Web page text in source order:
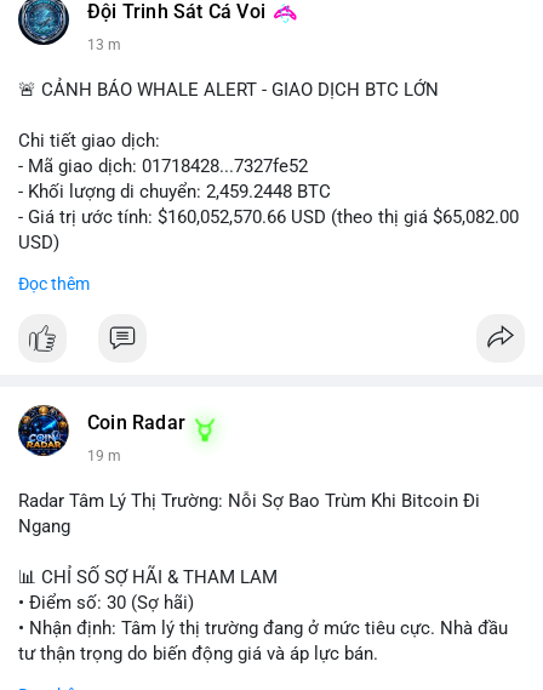
📰 Nguồn: CoinDesk
Đội Trinh Sát Cá Voi
13 m
🚨 CẢNH BÁO WHALE ALERT - GIAO DỊCH BTC LỚN
Chi tiết giao dịch:
- Mã giao dịch: 01718428...7327fe52
- Khối lượng di chuyển: 2,459.2448 BTC
- Giá trị ước tính: $160,052,570.66 USD (theo thị giá $65,082.00
USD)
Khối lượng 2,459 BTC tương đương hơn 160 triệu USD được
việc di chuyển số lượng lớn này có thể phục vụ mục đích tái
phân bổ danh mục sang ví lạnh để nắm giữ dài hạn, hoặc
Động thái này có thể tạo áp lực tâm lý ngắn hạn lên thị trường
khi nhà đầu tư nhỏ lẻ lo ngại về khả năng bán tháo. Tuy nhiên,
xu hướng trung hạn.
Lời khuyên cho nhà đầu tư nhỏ lẻ:
Hãy theo dõi sát các giao dịch tiếp theo từ địa chỉ ví nguồn để
Đọc thêm
Coin Radar
19 m
Radar Tâm Lý Thị Trường: Nỗi Sợ Bao Trùm Khi Bitcoin Đi
Ngang
📊 CHỈ SỐ SỢ HÃI & THAM LAM
• Điểm số: 30 (Sợ hãi)
• Nhận định: Tâm lý thị trường đang ở mức tiêu cực. Nhà đầu
tư thận trọng do biến động giá và áp lực bán.